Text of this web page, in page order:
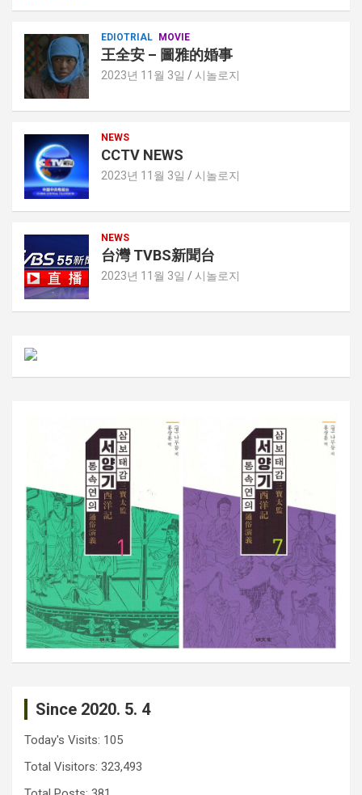
EDIOTRIAL MOVIE
王全安 – 圖雅的婚事
2023년 11월 3일 시놀로지
NEWS
CCTV NEWS
2023년 11월 3일 시놀로지
NEWS
台灣 TVBS新聞台
2023년 11월 3일 시놀로지
Since 2020. 5. 4
Today's Visits: 105
Total Visitors: 323,493